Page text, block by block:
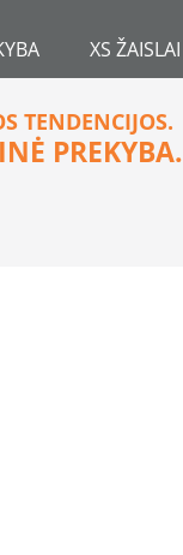
XS ŽAISLAI
TENDENCIJOS.
PREKYBA.